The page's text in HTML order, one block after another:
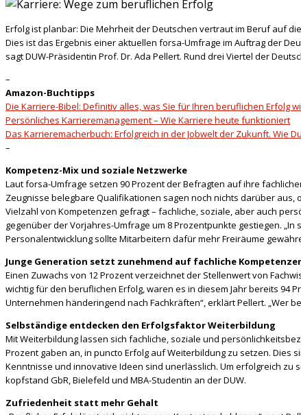
Erfolg ist planbar: Die Mehrheit der Deutschen vertraut im Beruf auf
Dies ist das Ergebnis einer aktuellen forsa-Umfrage im Auftrag der
sagt DUW-Präsidentin Prof. Dr. Ada Pellert. Rund drei Viertel der
–
Amazon-Buchtipps
Die Karriere-Bibel: Definitiv alles, was Sie für Ihren beruflichen Erfolg
Persönliches Karrieremanagement – Wie Karriere heute funktioniert
Das Karrieremacherbuch: Erfolgreich in der Jobwelt der Zukunft. Wie
–
Kompetenz-Mix und soziale Netzwerke
Laut forsa-Umfrage setzen 90 Prozent der Befragten auf ihre
Zeugnisse belegbare Qualifikationen sagen noch nichts darüber
Vielzahl von Kompetenzen gefragt – fachliche, soziale, aber auch
gegenüber der Vorjahres-Umfrage um 8 Prozentpunkte gestiegen.
Personalentwicklung sollte Mitarbeitern dafür mehr Freiräume
Junge Generation setzt zunehmend auf fachliche
Einen Zuwachs von 12 Prozent verzeichnet der Stellenwert von
wichtig für den beruflichen Erfolg, waren es in diesem Jahr bereits 94
Unternehmen händeringend nach Fachkräften“, erklärt Pellert. „Wer
Selbständige entdecken den Erfolgsfaktor Weiterbildung
Mit Weiterbildung lassen sich fachliche, soziale und
Prozent gaben an, in puncto Erfolg auf Weiterbildung zu setzen. Dies
Kenntnisse und innovative Ideen sind unerlässlich. Um erfolgreich
kopfstand GbR, Bielefeld und MBA-Studentin an der DUW.
Zufriedenheit statt mehr Gehalt